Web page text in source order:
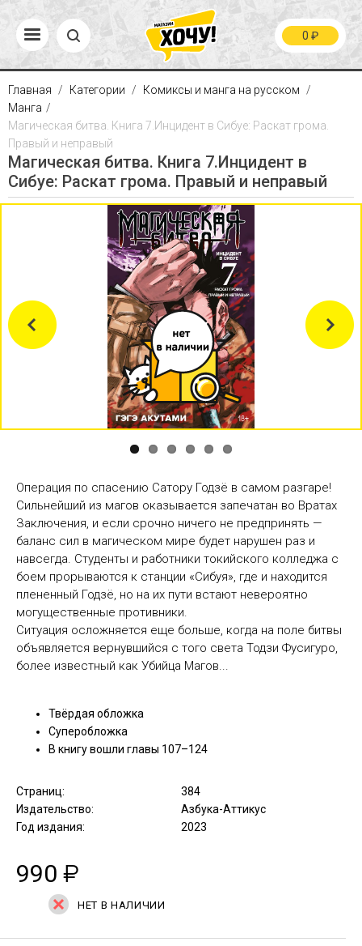
0 ₽
Главная Категории
Комиксы и манга на русском
Манга
Магическая битва. Книга 7.Инцидент в Сибуе: Раскат грома.
Правый и неправый
Магическая битва. Книга 7.Инцидент в
Сибуе: Раскат грома. Правый и неправый
Операция по спасению Сатору Годзё в самом разгаре!
Сильнейший из магов оказывается запечатан во Вратах
Заключения, и если срочно ничего не предпринять —
баланс сил в магическом мире будет нарушен раз и
навсегда. Студенты и работники токийского колледжа с
боем прорываются к станции «Сибуя», где и находится
плененный Годзё, но на их пути встают невероятно
могущественные противники.
Ситуация осложняется еще больше, когда на поле битвы
объявляется вернувшийся с того света Тодзи Фусигуро,
более известный как Убийца Магов...
Твёрдая обложка
Суперобложка
В книгу вошли главы 107–124
Страниц:
384
Издательство:
Азбука-Аттикус
Год издания:
2023
990 ₽
НЕТ В НАЛИЧИИ